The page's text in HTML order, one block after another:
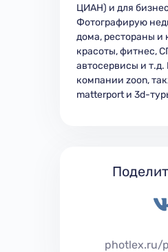
ЦИАН) и для
Фотографирую
дома, рестораны и
красоты, фитнес,
автосервисы и
компании zoon,
matterport и 3d-
photlex.ru/